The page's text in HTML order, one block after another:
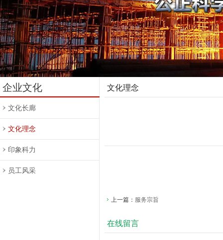
企业文化
文化长廊
文化理念
印象科力
员工风采
文化理念
上一篇： 服务宗旨
在线留言